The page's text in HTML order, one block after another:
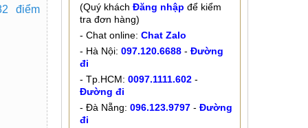
điểm (Quý khách Đăng nhập để kiểm
tra đơn hàng)
- Chat online: Chat Zalo
- Hà Nội: 097.120.6688- Đường
đi
- Tp.HCM: 0097.1111.602-
Đường đi
- Đà Nẵng: 096.123.9797- Đường
đi